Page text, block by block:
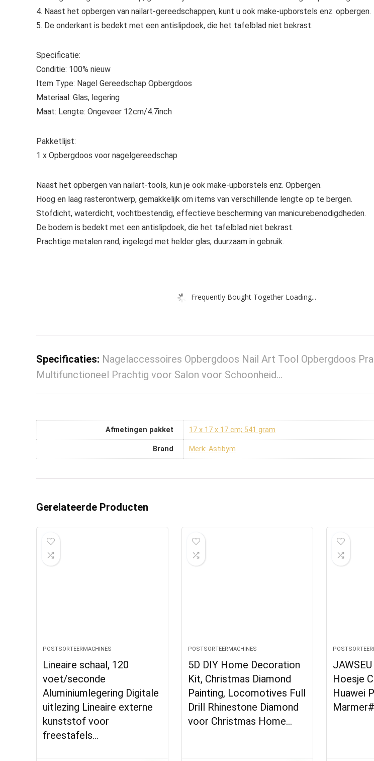
4. Naast het opbergen van nailart-gereedschappen, kunt u ook make-upborstels enz. opbergen.
5. De onderkant is bedekt met een antislipdoek, die het tafelblad niet bekrast.
Specificatie:
Conditie: 100% nieuw
Item Type: Nagel Gereedschap Opbergdoos
Materiaal: Glas, legering
Maat: Lengte: Ongeveer 12cm/4.7inch
Pakketlijst:
1 x Opbergdoos voor nagelgereedschap
Naast het opbergen van nailart-tools, kun je ook make-upborstels enz. Opbergen.
Hoog en laag rasterontwerp, gemakkelijk om items van verschillende lengte op te bergen.
Stofdicht, waterdicht, vochtbestendig, effectieve bescherming van manicurebenodigdheden.
De bodem is bedekt met een antislipdoek, die het tafelblad niet bekrast.
Prachtige metalen rand, ingelegd met helder glas, duurzaam in gebruik.
Frequently Bought Together Loading...
Specificaties: Nagelaccessoires Opbergdoos Nail Art Tool Opbergdoos
Multifunctioneel Prachtig voor Salon voor Schoonheid…
Afmetingen pakket ‎17 x 17 x 17 cm; 541 gram
Brand Merk: Astibym
Gerelateerde Producten
POSTSORTEERMACHINES
Lineaire schaal, 120
voet/seconde
Aluminiumlegering Digitale
uitlezing Lineaire externe
kunststof voor
freestafels…
POSTSORTEERMACHINES
5D DIY Home Decoration
Kit, Christmas Diamond
Painting, Locomotives Full
Drill Rhinestone Diamond
voor Christmas Home…
Hoesje
Huawei